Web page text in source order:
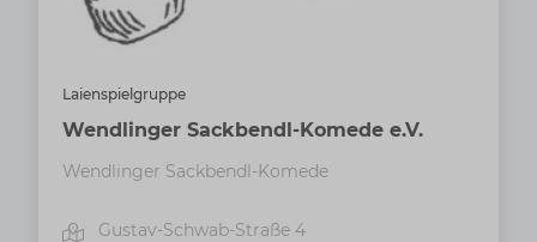
Laienspielgruppe
Wendlinger Sackbendl-Komede e.V.
Wendlinger Sackbendl-Komede
Gustav-Schwab-Straße 4